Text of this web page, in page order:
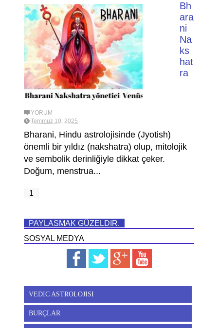
Bh
ara
ni
Na
ks
hat
ra
YORUM
Temmuz 10, 2025
Bharani, Hindu astrolojisinde (Jyotish)
önemli bir yıldız (nakshatra) olup, mitolojik
ve sembolik derinliğiyle dikkat çeker.
Doğum, menstrua...
1
PAYLASMAK GÜZELDIR.
SOSYAL MEDYA
VEDIC ASTROLOJISI
BURÇLAR